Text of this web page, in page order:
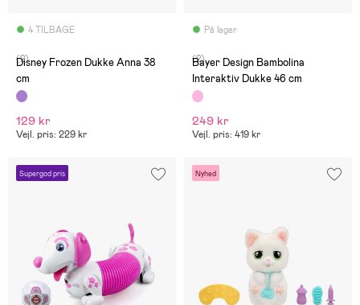
4 TILBAGE
(2)
Disney Frozen Dukke Anna 38
cm
129 kr
Vejl. pris: 229 kr
På lager
(2)
Bayer Design Bambolina
Interaktiv Dukke 46 cm
249 kr
Vejl. pris: 419 kr
Supergod pris Nyhed